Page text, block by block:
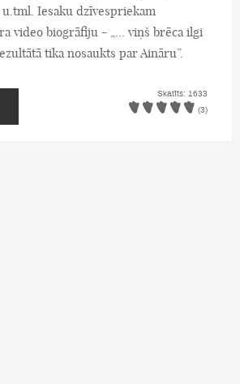
Iesaku dzīvespriekam
video biogrāfiju - „... viņš brēca ilgi
tika nosaukts par Aināru”.
Skatīts: 1633
(3)